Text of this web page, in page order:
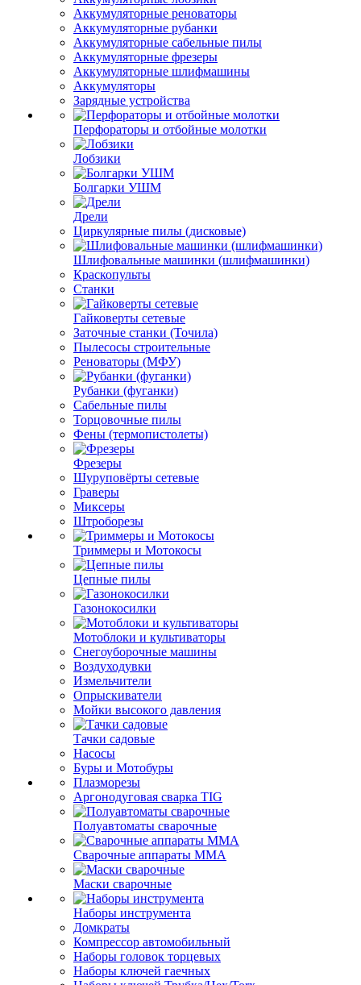
Аккумуляторные реноваторы
Аккумуляторные рубанки
Аккумуляторные сабельные пилы
Аккумуляторные фрезеры
Аккумуляторные шлифмашины
Аккумуляторы
Зарядные устройства
Перфораторы и отбойные молотки
Лобзики
Болгарки УШМ
Дрели
Циркулярные пилы (дисковые)
Шлифовальные машинки (шлифмашинки)
Краскопульты
Станки
Гайковерты сетевые
Заточные станки (Точила)
Пылесосы строительные
Реноваторы (МФУ)
Рубанки (фуганки)
Сабельные пилы
Торцовочные пилы
Фены (термопистолеты)
Фрезеры
Шуруповёрты сетевые
Граверы
Миксеры
Штроборезы
Триммеры и Мотокосы
Цепные пилы
Газонокосилки
Мотоблоки и культиваторы
Снегоуборочные машины
Воздуходувки
Измельчители
Опрыскиватели
Мойки высокого давления
Тачки садовые
Насосы
Буры и Мотобуры
Плазморезы
Аргонодуговая сварка TIG
Полуавтоматы сварочные
Сварочные аппараты ММА
Маски сварочные
Наборы инструмента
Домкраты
Компрессор автомобильный
Наборы головок торцевых
Наборы ключей гаечных